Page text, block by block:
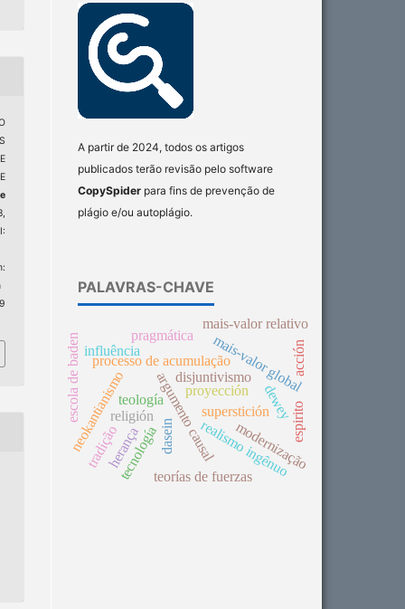
A partir de 2024, todos os artigos
publicados terão revisão pelo software
CopySpider para fins de prevenção de
plágio e/ou autoplágio.
PALAVRAS-CHAVE
argumento causalsuperstición
proyección
processo de acumulaçãomais-valor global
mais-valor relativo
disjuntivismo
religión
realismo ingênuo
tecnología
dewey
teología
espirito
influência
neokantianismo
escola de baden
dasein
herança modernização
tradição
pragmática
teorías de fuerzas
acción